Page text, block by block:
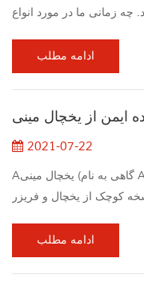
چه زمانی ما در مورد انواع
تمام سوالات رایج خود
طبقه بندی می کنیم. اندازه
مکان خاص ذخیره می...
ادامه مطلب
ایمن از یخچال مینی
2021-07-22
Aیخچال مینی (گاهی به نام AN زیر یخچال و فریزر) دقیقا همان چیزی
کوچک از یخچال و فریزر
خوابگاه، یخچال و فریزر
دفاتر، یخچال و فریزر مینی
ادامه مطلب